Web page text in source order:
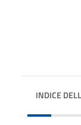
INDICE